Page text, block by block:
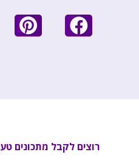
רוצים לקבל מתכונים